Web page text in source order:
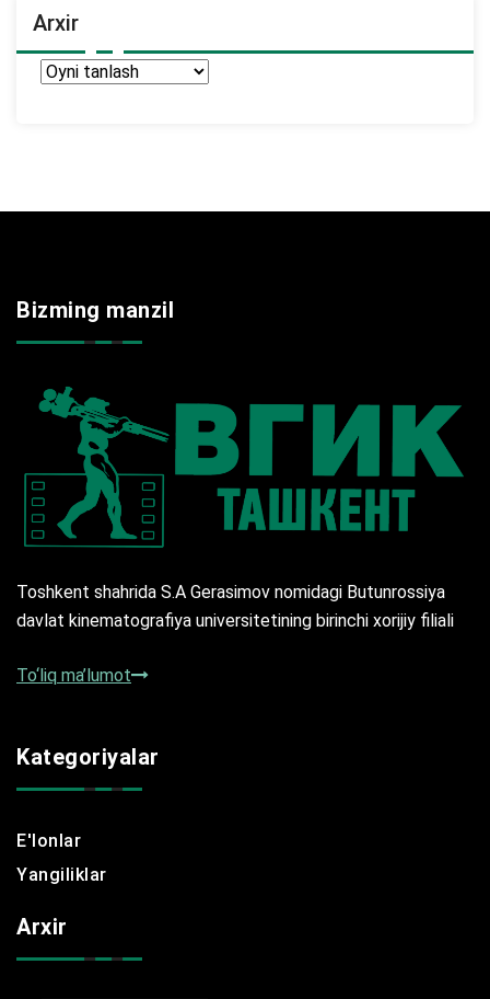
Arxir
Arxir
Bizming manzil
Toshkent shahrida S.A Gerasimov nomidagi Butunrossiya
davlat kinematografiya universitetining birinchi xorijiy filiali
To‘liq ma’lumot
Kategoriyalar
E'lonlar
Yangiliklar
Arxir